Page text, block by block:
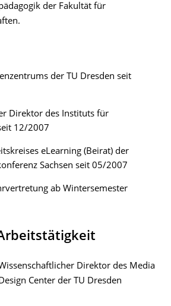
der Fakultät für
der TU Dresden seit
Direktor des Instituts für
12/2007
eLearning (Beirat) der
Sachsen seit 05/2007
ab Wintersemester
Direktor des Media
Center der TU Dresden